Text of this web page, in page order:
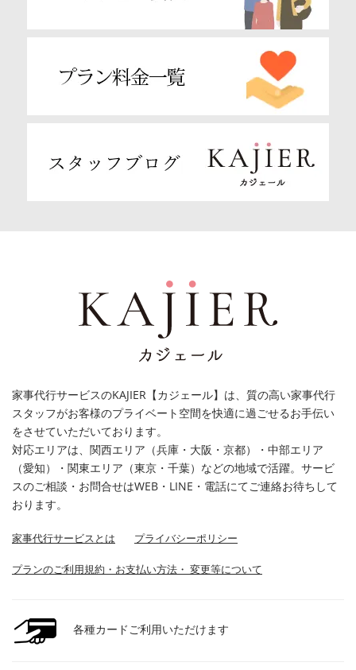
家事代行サービスのKAJIER【カジェール】は、質の高い家事代行
スタッフがお客様のプライベート空間を快適に過ごせるお手伝い
をさせていただいております。
対応エリアは、関西エリア（兵庫・大阪・京都）・中部エリア
（愛知）・関東エリア（東京・千葉）などの地域で活躍。サービ
スのご相談・お問合せはWEB・LINE・電話にてご連絡お待ちして
おります。
家事代行サービスとは プライバシーポリシー
プランのご利用規約・お支払い方法・ 変更等について
各種カードご利用いただけます